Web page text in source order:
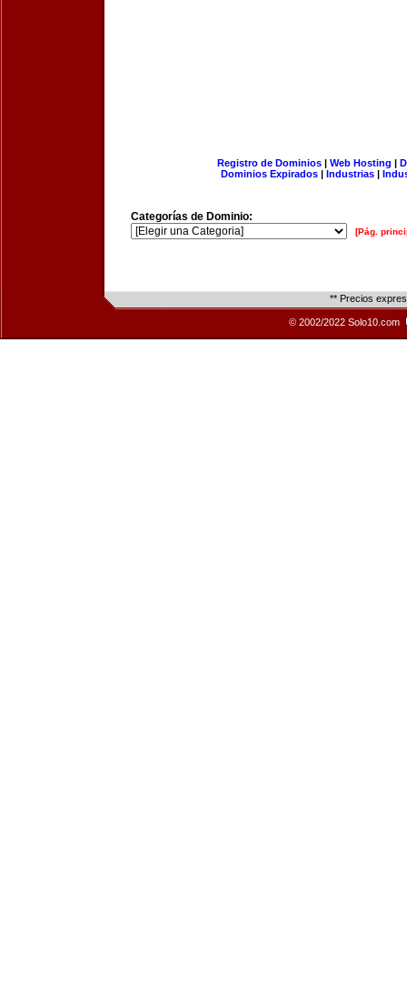
Registro de Dominios| Web Hosting |
Dominios Expirados | Industrias |
Categorías de Dominio:
[Pág.
** Precios
© 2002/2022 Solo10.com